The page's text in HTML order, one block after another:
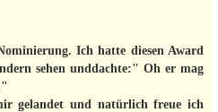
Ich hatte diesen Award
sehen unddachte:" Oh er mag
gelandet und natürlich freue ich